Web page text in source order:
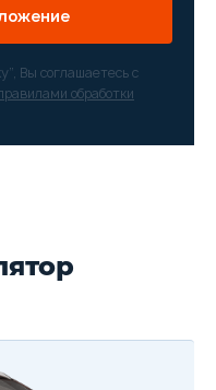
Вы соглашаетесь с
обработки